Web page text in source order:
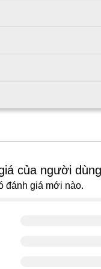
của người dùng
đánh giá mới nào.